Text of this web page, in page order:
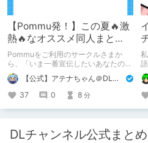
【Pommu発！】この夏🔥激
熱🔥なオススメ同人まと
め！ その1
Pommuをご利用のサークルさまか
ら、「いま一番宣伝したいあなたの
DLsite作品」を募りました！ この夏
🔥激熱🔥な作品ばかり！あなたがまだ
出会っていない、運命の作品が見つか
るかも！
【公式】アテナちゃん＠DLチャンネル
37
0 8 分
Ｌ
DLチャンネル公式まとめ